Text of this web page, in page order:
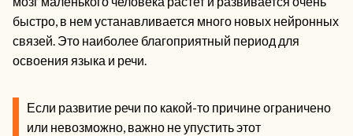
быстро, в нем устанавливается много новых нейронных
связей. Это наиболее благоприятный период для
освоения языка и речи.
Если развитие речи по какой-то причине ограничено
или невозможно, важно не упустить этот